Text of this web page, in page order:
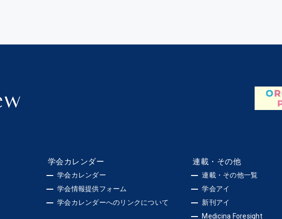
学会カレンダー
学会カレンダー
学会情報提供フォーム
学会カレンダーへのリンクについて
連載・その他
連載・その他一覧
学会アイ
新刊アイ
Medicina Foresight